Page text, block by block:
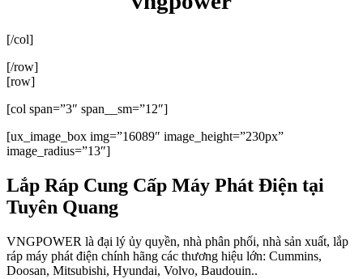
[/col]
[/row]
[row]
[col span=”3″ span__sm=”12″]
[ux_image_box img=”16089″ image_height=”230px”
image_radius=”13″]
Lắp Ráp Cung Cấp Máy Phát Điện tại
Tuyên Quang
VNGPOWER là đại lý ủy quyền, nhà phân phối, nhà sản xuất, lắp
ráp máy phát điện chính hãng các thương hiệu lớn: Cummins,
Doosan, Mitsubishi, Hyundai, Volvo, Baudouin..